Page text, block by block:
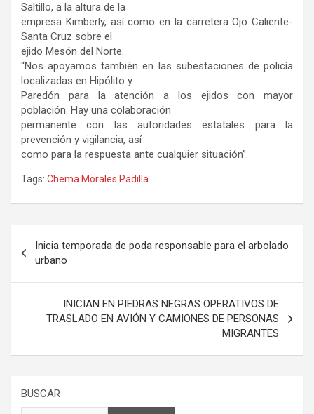
Saltillo, a la altura de la
empresa Kimberly, así como en la carretera Ojo Caliente-
Santa Cruz sobre el
ejido Mesón del Norte.
“Nos apoyamos también en las subestaciones de policía
localizadas en Hipólito y
Paredón para la atención a los ejidos con mayor
población. Hay una colaboración
permanente con las autoridades estatales para la
prevención y vigilancia, así
como para la respuesta ante cualquier situación”.
Tags: Chema Morales Padilla
de
entradas
Inicia temporada de poda responsable para el arbolado
urbano
INICIAN EN PIEDRAS NEGRAS OPERATIVOS DE
TRASLADO EN AVIÓN Y CAMIONES DE PERSONAS
MIGRANTES
BUSCAR